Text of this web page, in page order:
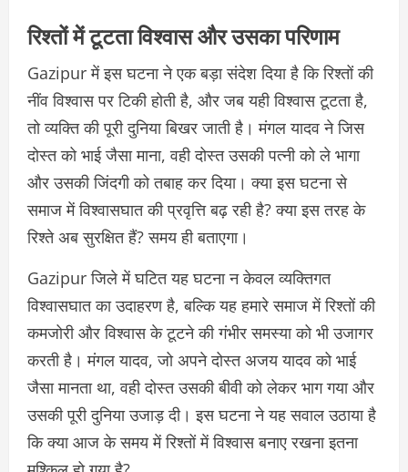
रिश्तों में टूटता विश्वास और उसका परिणाम
Gazipur में इस घटना ने एक बड़ा संदेश दिया है कि रिश्तों की
नींव विश्वास पर टिकी होती है, और जब यही विश्वास टूटता है,
तो व्यक्ति की पूरी दुनिया बिखर जाती है। मंगल यादव ने जिस
दोस्त को भाई जैसा माना, वही दोस्त उसकी पत्नी को ले भागा
और उसकी जिंदगी को तबाह कर दिया। क्या इस घटना से
समाज में विश्वासघात की प्रवृत्ति बढ़ रही है? क्या इस तरह के
रिश्ते अब सुरक्षित हैं? समय ही बताएगा।
Gazipur जिले में घटित यह घटना न केवल व्यक्तिगत
विश्वासघात का उदाहरण है, बल्कि यह हमारे समाज में रिश्तों की
कमजोरी और विश्वास के टूटने की गंभीर समस्या को भी उजागर
करती है। मंगल यादव, जो अपने दोस्त अजय यादव को भाई
जैसा मानता था, वही दोस्त उसकी बीवी को लेकर भाग गया और
उसकी पूरी दुनिया उजाड़ दी। इस घटना ने यह सवाल उठाया है
कि क्या आज के समय में रिश्तों में विश्वास बनाए रखना इतना